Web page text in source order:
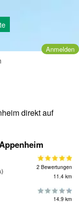
Anmelden
direkt auf
2 Bewertungen
11.4 km
14.9 km